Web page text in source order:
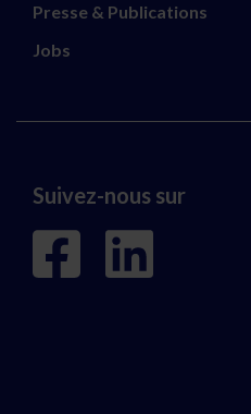
Presse & Publications
Jobs
Suivez-nous sur